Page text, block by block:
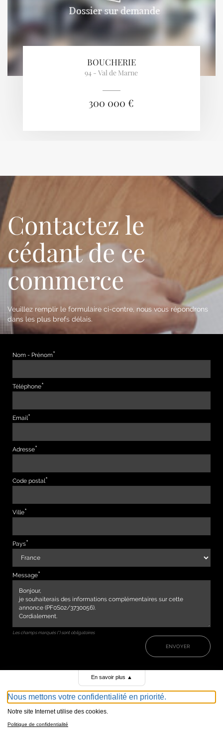
BOUCHERIE
94 - Val de Marne
300 000 €
Contactez le
cédant de ce
commerce
Veuillez remplir le formulaire ci-contre, nous vous répondrons
dans les plus brefs délais.
Nom - Prénom
Téléphone
Email
Adresse
Code postal
Ville
Pays
Message
Les champs marqués (*) sont obligatoires
ENVOYER
En savoir plus ▲
Nous mettons votre confidentialité en priorité.
Notre site Internet utilise des cookies.
Politique de confidentialité